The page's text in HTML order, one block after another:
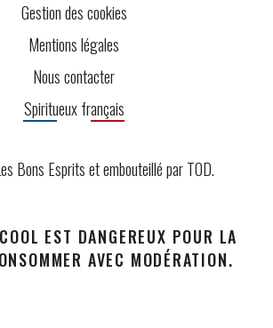
Gestion des cookies
Mentions légales
Nous contacter
Spiritueux français
Bons Esprits et embouteillé parTOD.
EST DANGEREUX POUR LA
AVEC MODÉRATION.